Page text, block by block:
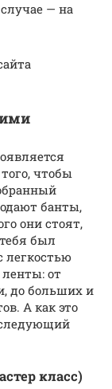
— на
чтобы
банты,
они стоят,
был
легкостью
от
до больших и
А как это
класс)